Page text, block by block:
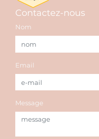
Contactez-nous
Nom
Email
Message